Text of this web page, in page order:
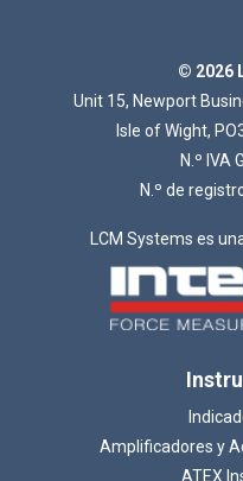
© 2026
Unit 15, Newport
Isle of Wight,
N.º IVA
N.º de
LCM Systems es
Amplificadores y
ATEX